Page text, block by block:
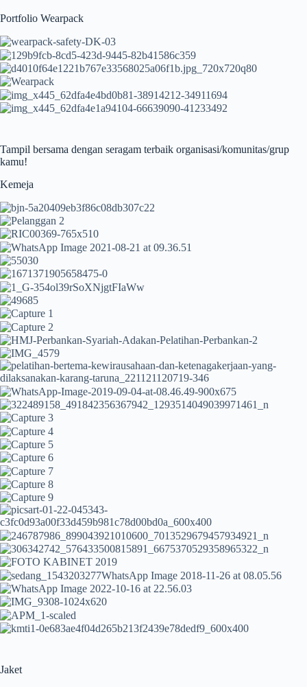
Portfolio Wearpack
Tampil bersama dengan seragam terbaik organisasi/komunitas/grup
kamu!
Kemeja
Jaket